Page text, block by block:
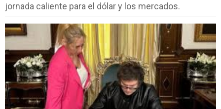
jornada caliente para el dólar y los mercados.